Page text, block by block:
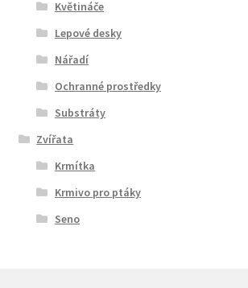
Květináče
Lepové desky
Nářadí
Ochranné prostředky
Substráty
Zvířata
Krmítka
Krmivo pro ptáky
Seno